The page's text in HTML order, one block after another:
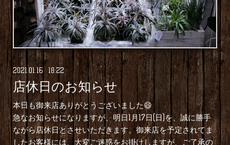
2021.01 16 18:22
店休日のお知らせ
本日も御来店ありがとうございました😄
急なお知らせになりますが、明日1月17日(日)を、誠に勝手
ながら店休日とさせいただきます。御来店を予定されてま
したお客様には、大変ご迷惑をお掛けしますが、ご了承の